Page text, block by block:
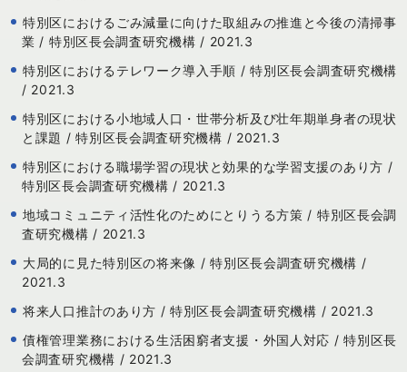
特別区におけるごみ減量に向けた取組みの推進と今後の清掃事
業 / 特別区長会調査研究機構 / 2021.3
特別区におけるテレワーク導入手順 / 特別区長会調査研究機構
/ 2021.3
特別区における小地域人口・世帯分析及び壮年期単身者の現状
と課題 / 特別区長会調査研究機構 / 2021.3
特別区における職場学習の現状と効果的な学習支援のあり方 /
特別区長会調査研究機構 / 2021.3
地域コミュニティ活性化のためにとりうる方策 / 特別区長会調
査研究機構 / 2021.3
大局的に見た特別区の将来像 / 特別区長会調査研究機構 /
2021.3
将来人口推計のあり方 / 特別区長会調査研究機構 / 2021.3
債権管理業務における生活困窮者支援・外国人対応 / 特別区長
会調査研究機構 / 2021.3